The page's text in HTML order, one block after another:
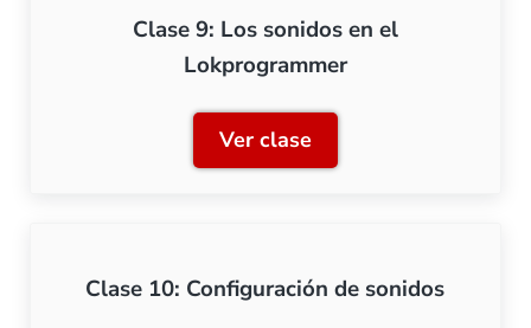
Clase 9: Los sonidos en el
Lokprogrammer
Ver claseClase 9: Los sonidos en
Clase 10: Configuración de sonidos